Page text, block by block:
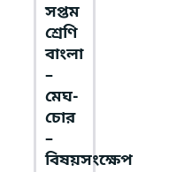
সপ্তম
শ্রেণি
বাংলা
–
মেঘ-
চোর
–
বিষয়সংক্ষেপ